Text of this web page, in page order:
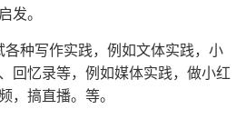
发。
各种写作实践，例如文体实践，小
回忆录等，例如媒体实践，做小红
，搞直播。等。